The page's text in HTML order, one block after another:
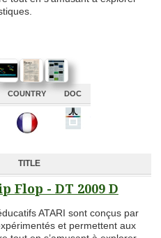
COUNTRY DOC
TITLE
Flop - DT 2009 D
ATARI sont conçus par
et permettent aux